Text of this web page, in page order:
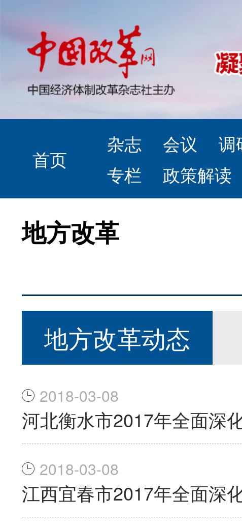
首页
杂志 会议 调
专栏
政策解读
地方改革
地方改革动态
2018-03-08
河北衡水市2017年全面深
2018-03-08
江西宜春市2017年全面深